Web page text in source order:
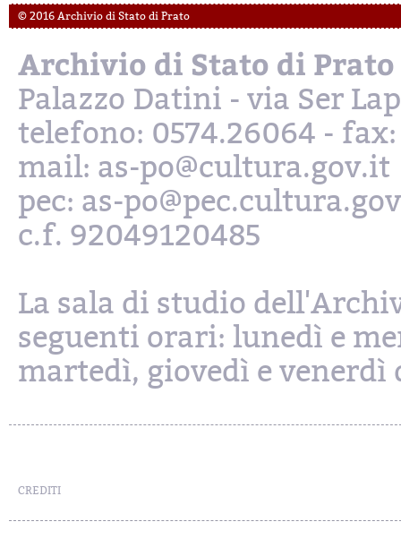
© 2016 Archivio di Stato di Prato
Archivio di Stato di Prato
Palazzo Datini - via Ser
telefono: 0574.26064 - fax:
mail: as-po@cultura.gov.it
pec: as-
c.f. 92049120485
La sala di studio
seguenti orari: lunedì e
martedì, giovedì e venerdì
CREDITI